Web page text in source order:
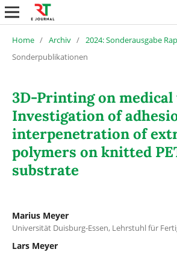
Home / Archiv / 2024: Sonderausgabe
Sonderpublikationen
3D-Printing on
Investigation of
interpenetration of
polymers on knitted
substrate
Marius Meyer
Universität Duisburg-Essen, Lehrstuhl für
Lars Meyer